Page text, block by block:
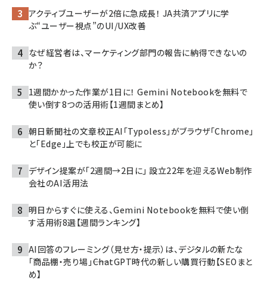
アクティブユーザーが2倍に急成長！ JA共済アプリに学
ぶ“ユーザー視点”のUI/UX改善
なぜ経営者は、マーケティング部門の報告に納得できないの
か？
1週間かかった作業が1日に！ Gemini Notebookを無料で
使い倒す8つの活用術【1週間まとめ】
朝日新聞社の文章校正AI「Typoless」がブラウザ「Chrome」
と「Edge」上でも校正が可能に
デザイン提案が「2週間→2日に」 設立22年を迎えるWeb制作
会社のAI活用法
明日からすぐに使える、Gemini Notebookを無料で使い倒
す活用術8選【週間ランキング】
AI回答のフレーミング（見せ方・提示）は、デジタルの新たな
「商品棚・売り場」――ChatGPT時代の新しい購買行動【SEOまと
め】